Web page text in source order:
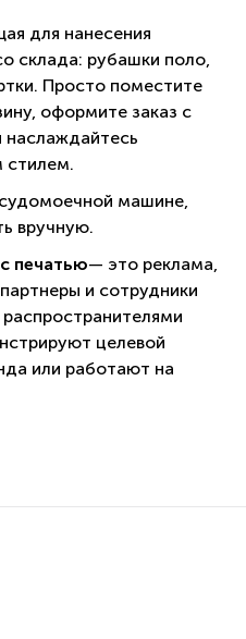
для нанесения
склада: рубашки поло,
Просто поместите
оформите заказ с
наслаждайтесь
стилем.
машине,
вручную.
печатью— это реклама,
и сотрудники
целевой
или работают на